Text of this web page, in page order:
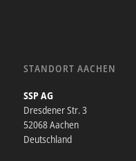
STANDORT AACHEN
SSP AG
Dresdener Str. 3
52068 Aachen
Deutschland